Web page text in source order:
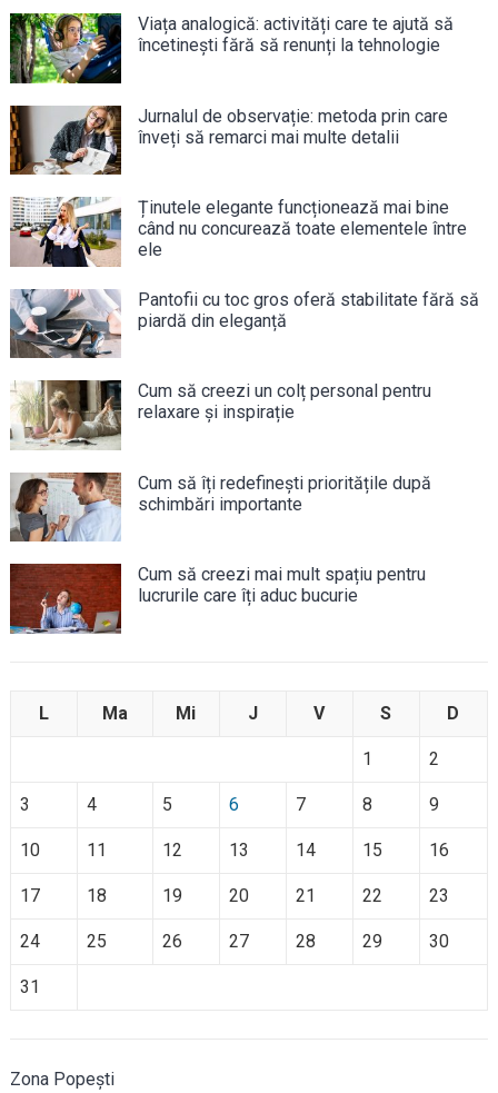
Viața analogică: activități care te ajută să
încetinești fără să renunți la tehnologie
Jurnalul de observație: metoda prin care
înveți să remarci mai multe detalii
Ținutele elegante funcționează mai bine
când nu concurează toate elementele între
ele
Pantofii cu toc gros oferă stabilitate fără să
piardă din eleganță
Cum să creezi un colț personal pentru
relaxare și inspirație
Cum să îți redefinești prioritățile după
schimbări importante
Cum să creezi mai mult spațiu pentru
lucrurile care îți aduc bucurie
L Ma Mi J V S D
1 2
3 4 5 6 7 8 9
10 11 12 13 14 15 16
17 18 19 20 21 22 23
24 25 26 27 28 29 30
31
Zona Popești